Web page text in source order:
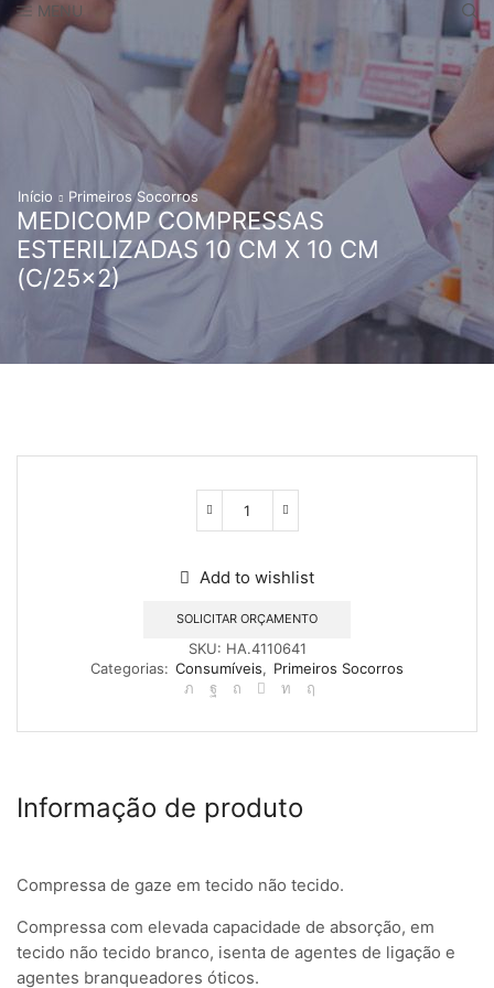
MENU
Início Primeiros Socorros
MEDICOMP COMPRESSAS
ESTERILIZADAS 10 CM X 10 CM
(C/25×2)
Quantidade
Compressas
10
x
10
cm
Add to wishlist
SOLICITAR ORÇAMENTO
SKU: HA.4110641
Categorias: Consumíveis, Primeiros Socorros
Informação de produto
Compressa de gaze em tecido não tecido.
Compressa com elevada capacidade de absorção, em
tecido não tecido branco, isenta de agentes de ligação e
agentes branqueadores óticos.